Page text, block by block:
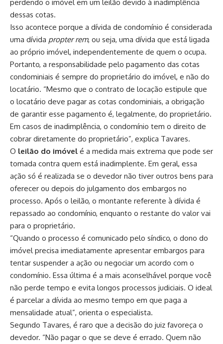
perdendo o imóvel em um leilão devido à inadimplência
dessas cotas.
Isso acontece porque a dívida de condomínio é considerada
uma dívida propter rem, ou seja, uma dívida que está ligada
ao próprio imóvel, independentemente de quem o ocupa.
Portanto, a responsabilidade pelo pagamento das cotas
condominiais é sempre do proprietário do imóvel, e não do
locatário. “Mesmo que o contrato de locação estipule que
o locatário deve pagar as cotas condominiais, a obrigação
de garantir esse pagamento é, legalmente, do proprietário.
Em casos de inadimplência, o condomínio tem o direito de
cobrar diretamente do proprietário”, explica Tavares.
O leilão do imóvel é a medida mais extrema que pode ser
tomada contra quem está inadimplente. Em geral, essa
ação só é realizada se o devedor não tiver outros bens para
oferecer ou depois do julgamento dos embargos no
processo. Após o leilão, o montante referente à dívida é
repassado ao condomínio, enquanto o restante do valor vai
para o proprietário.
“Quando o processo é comunicado pelo síndico, o dono do
imóvel precisa imediatamente apresentar embargos para
tentar suspender a ação ou negociar um acordo com o
condomínio. Essa última é a mais aconselhável porque você
não perde tempo e evita longos processos judiciais. O ideal
é parcelar a dívida ao mesmo tempo em que paga a
mensalidade atual”, orienta o especialista.
Segundo Tavares, é raro que a decisão do juiz favoreça o
devedor. “Não pagar o que se deve é errado. Quem não